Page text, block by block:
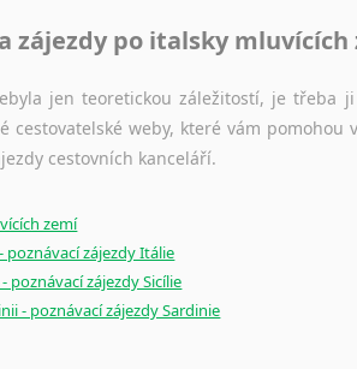
zájezdy po italsky mluvících
jen teoretickou záležitostí, je třeba
cestovatelské weby, které vám
cestovních kanceláří.
zemí
poznávací zájezdy Itálie
poznávací zájezdy Sicílie
- poznávací zájezdy Sardinie